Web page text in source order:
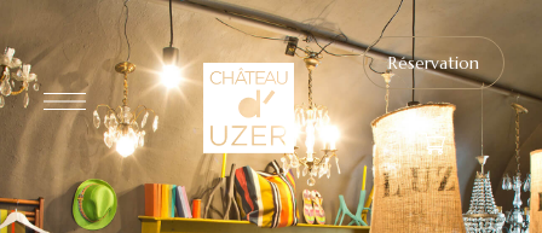
Réservation